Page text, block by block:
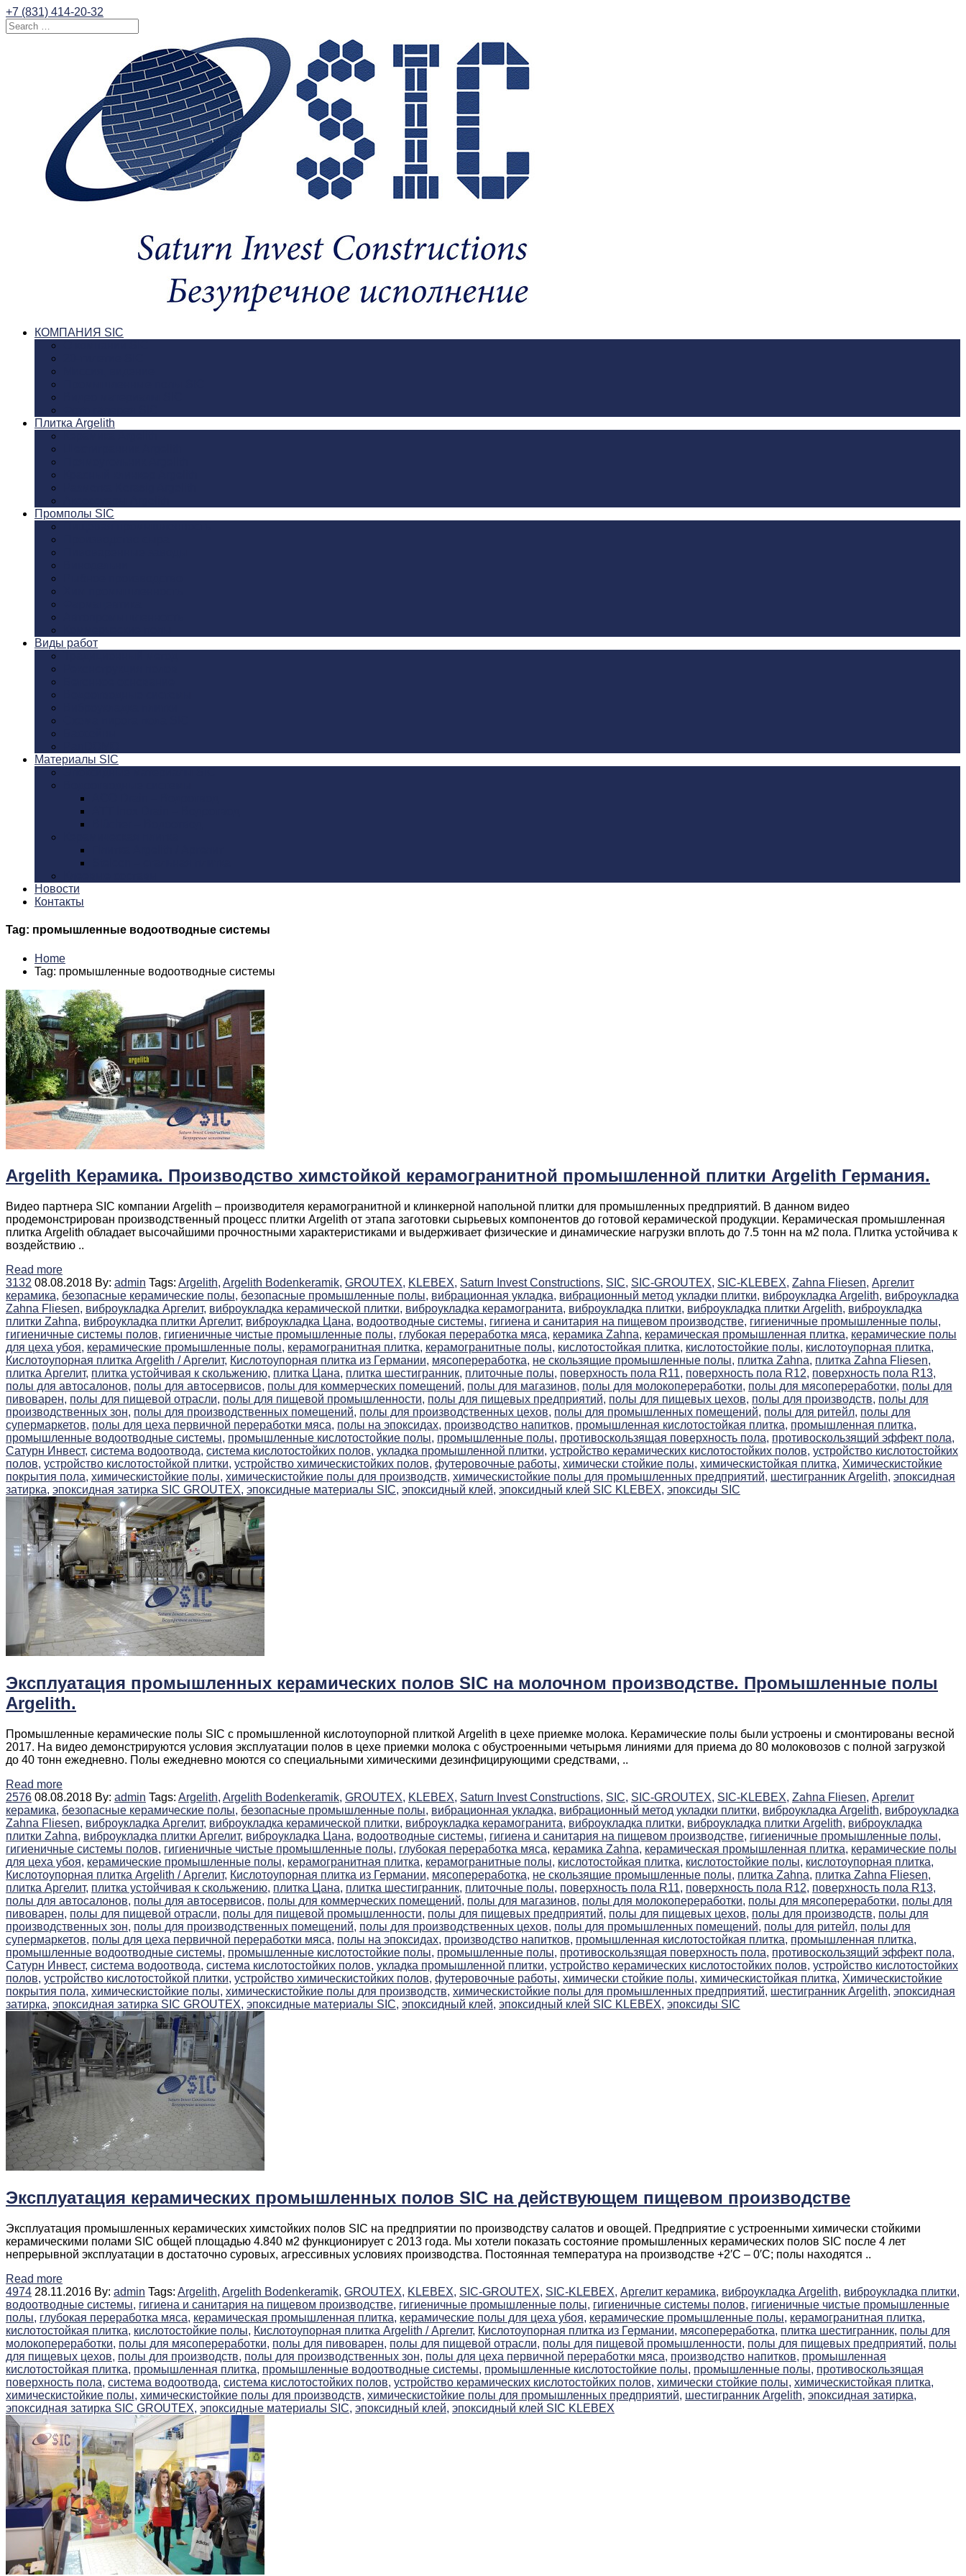
+7 (831) 414-20-32
КОМПАНИЯ SIC
Плитка Argelith
Промполы SIC
Виды работ
Материалы SIC
Новости
Контакты
Tag: промышленные водоотводные системы
Home
Tag: промышленные водоотводные системы
Argelith Керамика. Производство химстойкой керамогранитной промышленной плитки Argelith Германия.
Видео партнера SIC компании Argelith – производителя керамогранитной и клинкерной напольной плитки для промышленных предприятий. В данном видео
продемонстрирован производственный процесс плитки Argelith от этапа заготовки сырьевых компонентов до готовой керамической продукции. Керамическая промышленная
плитка Argelith обладает высочайшими прочностными характеристиками и выдерживает физические и динамические нагрузки вплоть до 7.5 тонн на м2 пола. Плитка устойчива к
воздействию ..
Read more
3132 08.08.2018 By: admin Tags: Argelith, Argelith Bodenkeramik, GROUTEX, KLEBEX, Saturn Invest Constructions, SIC, SIC-GROUTEX, SIC-KLEBEX, Zahna Fliesen, Аргелит
керамика, безопасные керамические полы, безопасные промышленные полы, вибрационная укладка, вибрационный метод укладки плитки, виброукладка Argelith, виброукладка
Zahna Fliesen, виброукладка Аргелит, виброукладка керамической плитки, виброукладка керамогранита, виброукладка плитки, виброукладка плитки Argelith, виброукладка
плитки Zahna, виброукладка плитки Аргелит, виброукладка Цана, водоотводные системы, гигиена и санитария на пищевом производстве, гигиеничные промышленные полы,
гигиеничные системы полов, гигиеничные чистые промышленные полы, глубокая переработка мяса, керамика Zahna, керамическая промышленная плитка, керамические полы
для цеха убоя, керамические промышленные полы, керамогранитная плитка, керамогранитные полы, кислотостойкая плитка, кислотостойкие полы, кислотоупорная плитка,
Кислотоупорная плитка Argelith / Аргелит, Кислотоупорная плитка из Германии, мясопереработка, не скользящие промышленные полы, плитка Zahna, плитка Zahna Fliesen,
плитка Аргелит, плитка устойчивая к скольжению, плитка Цана, плитка шестигранник, плиточные полы, поверхность пола R11, поверхность пола R12, поверхность пола R13,
полы для автосалонов, полы для автосервисов, полы для коммерческих помещений, полы для магазинов, полы для молокопереработки, полы для мясопереработки, полы для
пивоварен, полы для пищевой отрасли, полы для пищевой промышленности, полы для пищевых предприятий, полы для пищевых цехов, полы для производств, полы для
производственных зон, полы для производственных помещений, полы для производственных цехов, полы для промышленных помещений, полы для ритейл, полы для
супермаркетов, полы для цеха первичной переработки мяса, полы на эпоксидах, производство напитков, промышленная кислотостойкая плитка, промышленная плитка,
промышленные водоотводные системы, промышленные кислотостойкие полы, промышленные полы, противоскользящая поверхность пола, противоскользящий эффект пола,
Сатурн Инвест, система водоотвода, система кислотостойких полов, укладка промышленной плитки, устройство керамических кислотостойких полов, устройство кислотостойких
полов, устройство кислотостойкой плитки, устройство химическистойких полов, футеровочные работы, химически стойкие полы, химическистойкая плитка, Химическистойкие
покрытия пола, химическистойкие полы, химическистойкие полы для производств, химическистойкие полы для промышленных предприятий, шестигранник Argelith, эпоксидная
затирка, эпоксидная затирка SIC GROUTEX, эпоксидные материалы SIC, эпоксидный клей, эпоксидный клей SIC KLEBEX, эпоксиды SIC
Эксплуатация промышленных керамических полов SIC на молочном производстве. Промышленные полы
Argelith.
Промышленные керамические полы SIC c промышленной кислотоупорной плиткой Argelith в цехе приемке молока. Керамические полы были устроены и смонтированы весной
2017. На видео демонстрируются условия эксплуатации полов в цехе приемки молока с обустроенными четырьмя линиями для приема до 80 молоковозов с полной загрузкой
до 40 тонн ежедневно. Полы ежедневно моются со специальными химическими дезинфицирующими средствами, ..
Read more
2576 08.08.2018 By: admin Tags: Argelith, Argelith Bodenkeramik, GROUTEX, KLEBEX, Saturn Invest Constructions, SIC, SIC-GROUTEX, SIC-KLEBEX, Zahna Fliesen, Аргелит
керамика, безопасные керамические полы, безопасные промышленные полы, вибрационная укладка, вибрационный метод укладки плитки, виброукладка Argelith, виброукладка
Zahna Fliesen, виброукладка Аргелит, виброукладка керамической плитки, виброукладка керамогранита, виброукладка плитки, виброукладка плитки Argelith, виброукладка
плитки Zahna, виброукладка плитки Аргелит, виброукладка Цана, водоотводные системы, гигиена и санитария на пищевом производстве, гигиеничные промышленные полы,
гигиеничные системы полов, гигиеничные чистые промышленные полы, глубокая переработка мяса, керамика Zahna, керамическая промышленная плитка, керамические полы
для цеха убоя, керамические промышленные полы, керамогранитная плитка, керамогранитные полы, кислотостойкая плитка, кислотостойкие полы, кислотоупорная плитка,
Кислотоупорная плитка Argelith / Аргелит, Кислотоупорная плитка из Германии, мясопереработка, не скользящие промышленные полы, плитка Zahna, плитка Zahna Fliesen,
плитка Аргелит, плитка устойчивая к скольжению, плитка Цана, плитка шестигранник, плиточные полы, поверхность пола R11, поверхность пола R12, поверхность пола R13,
полы для автосалонов, полы для автосервисов, полы для коммерческих помещений, полы для магазинов, полы для молокопереработки, полы для мясопереработки, полы для
пивоварен, полы для пищевой отрасли, полы для пищевой промышленности, полы для пищевых предприятий, полы для пищевых цехов, полы для производств, полы для
производственных зон, полы для производственных помещений, полы для производственных цехов, полы для промышленных помещений, полы для ритейл, полы для
супермаркетов, полы для цеха первичной переработки мяса, полы на эпоксидах, производство напитков, промышленная кислотостойкая плитка, промышленная плитка,
промышленные водоотводные системы, промышленные кислотостойкие полы, промышленные полы, противоскользящая поверхность пола, противоскользящий эффект пола,
Сатурн Инвест, система водоотвода, система кислотостойких полов, укладка промышленной плитки, устройство керамических кислотостойких полов, устройство кислотостойких
полов, устройство кислотостойкой плитки, устройство химическистойких полов, футеровочные работы, химически стойкие полы, химическистойкая плитка, Химическистойкие
покрытия пола, химическистойкие полы, химическистойкие полы для производств, химическистойкие полы для промышленных предприятий, шестигранник Argelith, эпоксидная
затирка, эпоксидная затирка SIC GROUTEX, эпоксидные материалы SIC, эпоксидный клей, эпоксидный клей SIC KLEBEX, эпоксиды SIC
Эксплуатация керамических промышленных полов SIC на действующем пищевом производстве
Эксплуатация промышленных керамических химстойких полов SIC на предприятии по производству салатов и овощей. Предприятие с устроенными химически стойкими
керамическими полами SIC общей площадью 4.840 м2 функционирует с 2013 года. Мы хотели показать состояние промышленных керамических полов SIC после 4 лет
непрерывной эксплуатации в достаточно суровых, агрессивных условиях производства. Постоянная температура на производстве +2′C – 0′C; полы находятся ..
Read more
4974 28.11.2016 By: admin Tags: Argelith, Argelith Bodenkeramik, GROUTEX, KLEBEX, SIC-GROUTEX, SIC-KLEBEX, Аргелит керамика, виброукладка Argelith, виброукладка плитки,
водоотводные системы, гигиена и санитария на пищевом производстве, гигиеничные промышленные полы, гигиеничные системы полов, гигиеничные чистые промышленные
полы, глубокая переработка мяса, керамическая промышленная плитка, керамические полы для цеха убоя, керамические промышленные полы, керамогранитная плитка,
кислотостойкая плитка, кислотостойкие полы, Кислотоупорная плитка Argelith / Аргелит, Кислотоупорная плитка из Германии, мясопереработка, плитка шестигранник, полы для
молокопереработки, полы для мясопереработки, полы для пивоварен, полы для пищевой отрасли, полы для пищевой промышленности, полы для пищевых предприятий, полы
для пищевых цехов, полы для производств, полы для производственных зон, полы для цеха первичной переработки мяса, производство напитков, промышленная
кислотостойкая плитка, промышленная плитка, промышленные водоотводные системы, промышленные кислотостойкие полы, промышленные полы, противоскользящая
поверхность пола, система водоотвода, система кислотостойких полов, устройство керамических кислотостойких полов, химически стойкие полы, химическистойкая плитка,
химическистойкие полы, химическистойкие полы для производств, химическистойкие полы для промышленных предприятий, шестигранник Argelith, эпоксидная затирка,
эпоксидная затирка SIC GROUTEX, эпоксидные материалы SIC, эпоксидный клей, эпоксидный клей SIC KLEBEX